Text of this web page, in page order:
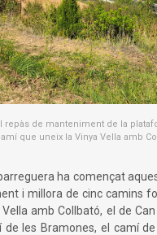
repàs de manteniment de la
que uneix la Vinya Vella amb
ha començat
i millora de cinc camins
amb Collbató, el de
de les Bramones, el camí